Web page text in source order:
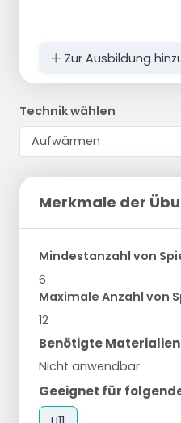
Zur Ausbildung
Technik wählen
Merkmale der
Mindestanzahl von
6
Maximale Anzahl von
12
Benötigte
Nicht anwendbar
Geeignet für